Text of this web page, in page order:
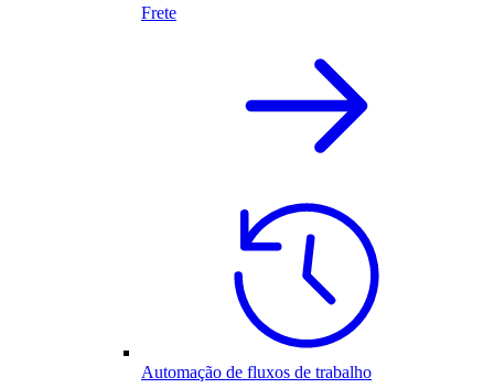
Frete
Automação de fluxos de trabalho